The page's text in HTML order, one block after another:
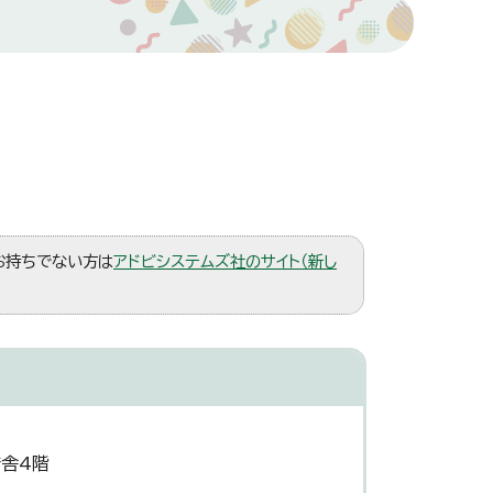
持ちでない方はアドビシステムズ社のサイト（新し
4階